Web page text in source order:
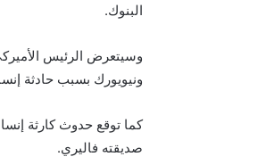
البنوك.
وسيتعرض الرئيس
ونيويورك بسبب حادثة
كما توقع حدوث كارثة
صديقته فاليري.